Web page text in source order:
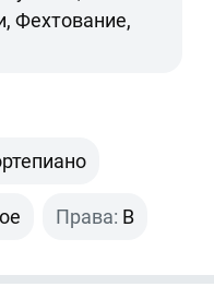
Фехтование,
Права: B